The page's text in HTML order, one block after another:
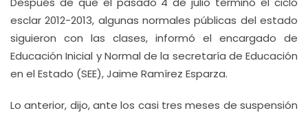
esclar 2012-2013, algunas normales públicas del estado
siguieron con las clases, informó el encargado de
Educación Inicial y Normal de la secretaría de Educación
en el Estado (SEE), Jaime Ramírez Esparza.
Lo anterior, dijo, ante los casi tres meses de suspensión